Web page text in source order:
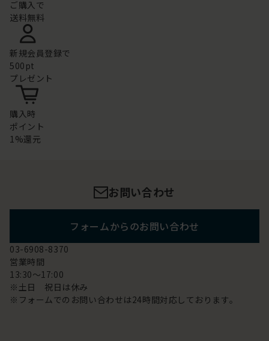
ご購入で
送料無料
新規会員登録で
500pt
プレゼント
購入時
ポイント
1%還元
お問い合わせ
フォームからのお問い合わせ
03-6908-8370
営業時間
13:30～17:00
※土日 祝日は休み
※フォームでのお問い合わせは24時間対応しております。